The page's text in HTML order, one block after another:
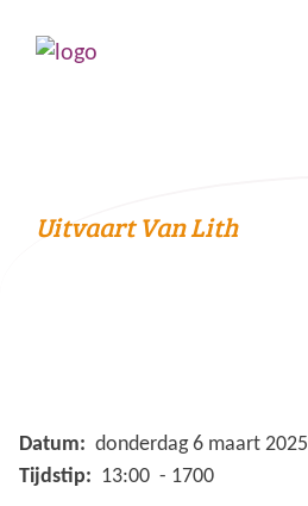
Uitvaart Van Lith
Datum: donderdag 6 maart 2025
Tijdstip: 13:00 - 1700